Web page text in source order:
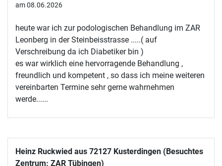
am 08.06.2026
heute war ich zur podologischen Behandlung im ZAR
Leonberg in der Steinbeisstrasse .....( auf
Verschreibung da ich Diabetiker bin )
es war wirklich eine hervorragende Behandlung ,
freundlich und kompetent , so dass ich meine weiteren
vereinbarten Termine sehr gerne wahrnehmen
werde......
Heinz Ruckwied aus 72127 Kusterdingen (Besuchtes
Zentrum: ZAR Tübingen)